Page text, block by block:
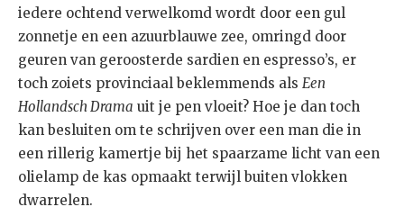
iedere ochtend verwelkomd wordt door een gul
zonnetje en een azuurblauwe zee, omringd door
geuren van geroosterde sardien en espresso’s, er
toch zoiets provinciaal beklemmends als Een
Hollandsch Drama uit je pen vloeit? Hoe je dan toch
kan besluiten om te schrijven over een man die in
een rillerig kamertje bij het spaarzame licht van een
olielamp de kas opmaakt terwijl buiten vlokken
dwarrelen.